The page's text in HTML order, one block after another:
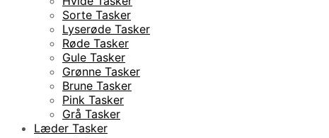
Sorte Tasker
Lyserøde Tasker
Røde Tasker
Gule Tasker
Grønne Tasker
Brune Tasker
Pink Tasker
Grå Tasker
Læder Tasker